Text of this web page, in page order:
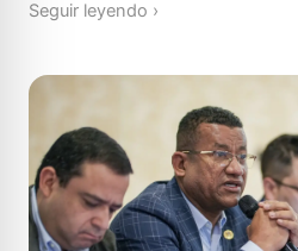
Seguir leyendo ›